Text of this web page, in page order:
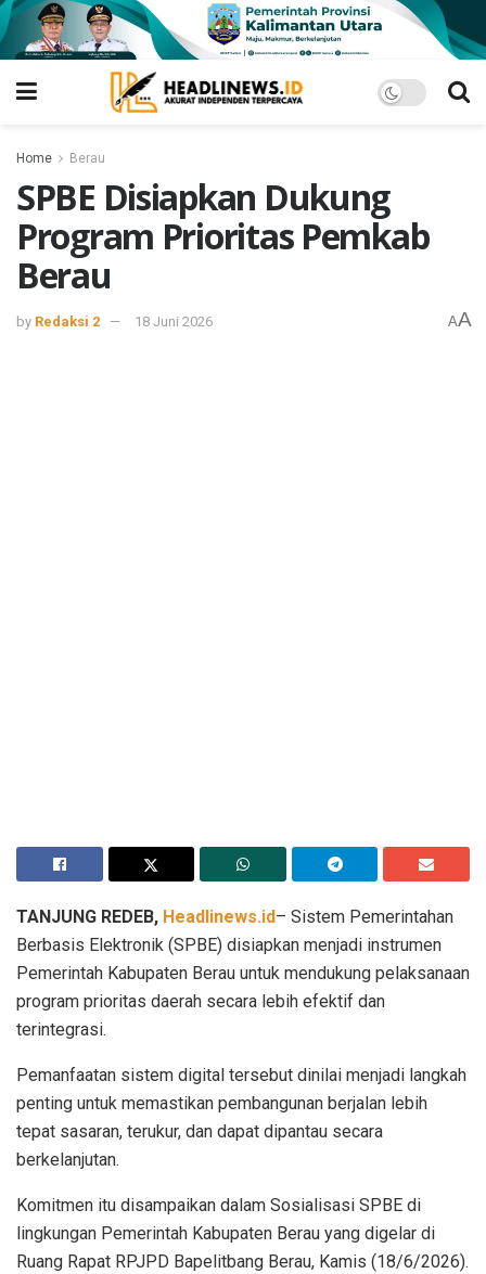
Home Berau
SPBE Disiapkan Dukung
Program Prioritas Pemkab
Berau
by Redaksi 2 18 Juni 2026 AA
TANJUNG REDEB, Headlinews.id– Sistem Pemerintahan
Berbasis Elektronik (SPBE) disiapkan menjadi instrumen
Pemerintah Kabupaten Berau untuk mendukung pelaksanaan
program prioritas daerah secara lebih efektif dan
terintegrasi.
Pemanfaatan sistem digital tersebut dinilai menjadi langkah
penting untuk memastikan pembangunan berjalan lebih
tepat sasaran, terukur, dan dapat dipantau secara
berkelanjutan.
Komitmen itu disampaikan dalam Sosialisasi SPBE di
lingkungan Pemerintah Kabupaten Berau yang digelar di
Ruang Rapat RPJPD Bapelitbang Berau, Kamis (18/6/2026).